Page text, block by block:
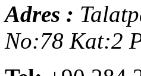
Adres :
No:78 Kat:2